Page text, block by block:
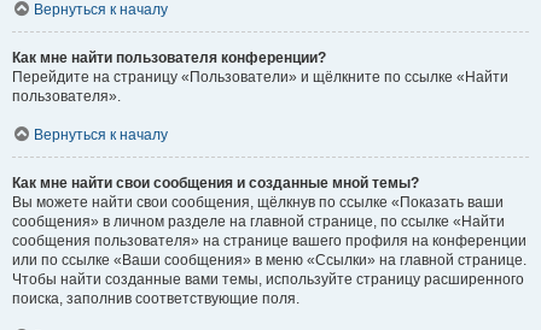
Вернуться к началу
Как мне найти пользователя конференции?
Перейдите на страницу «Пользователи» и щёлкните по ссылке «Найти
пользователя».
Вернуться к началу
Как мне найти свои сообщения и созданные мной темы?
Вы можете найти свои сообщения, щёлкнув по ссылке «Показать ваши
сообщения» в личном разделе на главной странице, по ссылке «Найти
сообщения пользователя» на странице вашего профиля на конференции
или по ссылке «Ваши сообщения» в меню «Ссылки» на главной странице.
Чтобы найти созданные вами темы, используйте страницу расширенного
поиска, заполнив соответствующие поля.